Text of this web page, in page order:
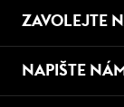
ZAVOLEJTE
NAPIŠTE